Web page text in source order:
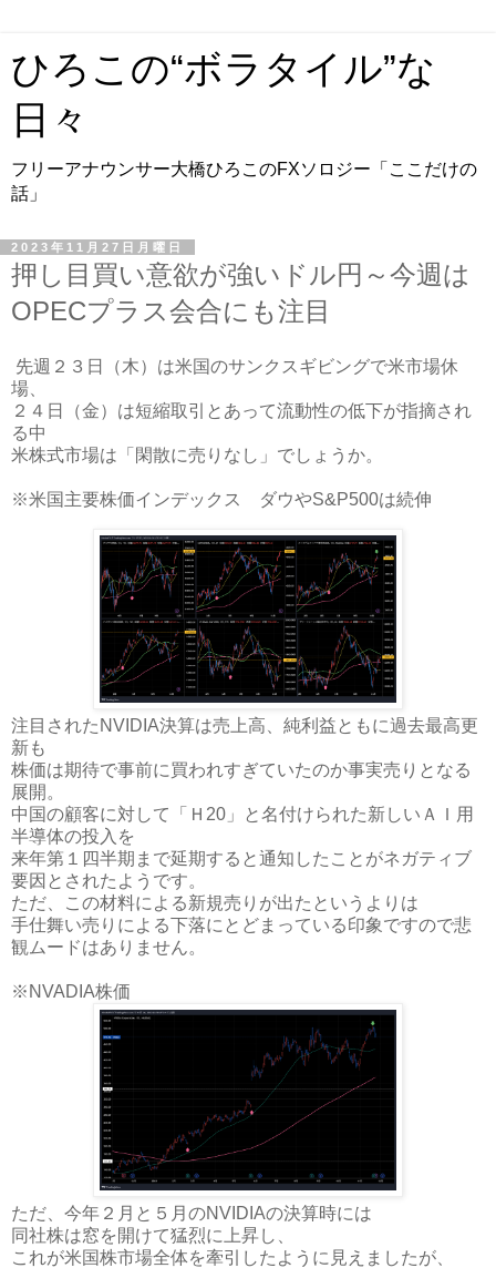
ひろこの“ボラタイル”な
日々
フリーアナウンサー大橋ひろこのFXソロジー「ここだけの
話」
2023年11月27日月曜日
押し目買い意欲が強いドル円～今週は
OPECプラス会合にも注目
先週２３日（木）は米国のサンクスギビングで米市場休
場、
２４日（金）は短縮取引とあって流動性の低下が指摘され
る中
米株式市場は「閑散に売りなし」でしょうか。
※米国主要株価インデックス ダウやS&P500は続伸
注目されたNVIDIA決算は売上高、純利益ともに過去最高更
新も
株価は期待で事前に買われすぎていたのか事実売りとなる
展開。
中国の顧客に対して「Ｈ20」と名付けられた新しいＡＩ用
半導体の投入を
来年第１四半期まで延期すると通知したことがネガティブ
要因とされたようです。
ただ、この材料による新規売りが出たというよりは
手仕舞い売りによる下落にとどまっている印象ですので悲
観ムードはありません。
※NVADIA株価
ただ、今年２月と５月のNVIDIAの決算時には
同社株は窓を開けて猛烈に上昇し、
これが米国株市場全体を牽引したように見えましたが、